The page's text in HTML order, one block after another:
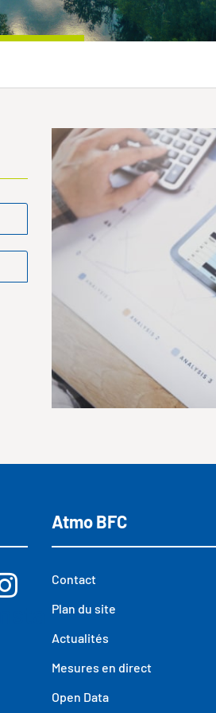
Atmo BFC
Contact
Plan du site
Actualités
Mesures en direct
Open Data